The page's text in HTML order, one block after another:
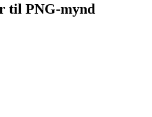
til PNG-mynd